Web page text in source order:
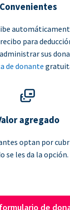
Convenientes
para
sus
de donante
agregado
optan por
se les da la opción.
de